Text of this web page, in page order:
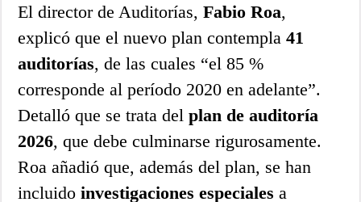
El director de Auditorías,Fabio Roa,
explicó que el nuevo plan contempla41
auditorías, de las cuales “el 85 %
corresponde al período 2020 en adelante”.
Detalló que se trata delplan de auditoría
2026, que debe culminarse rigurosamente.
Roa añadió que, además del plan, se han
incluidoinvestigaciones especiales a